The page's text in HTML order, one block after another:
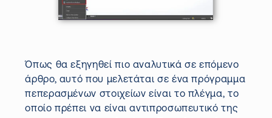
Όπως θα εξηγηθεί πιο αναλυτικά σε επόμενο
άρθρο, αυτό που μελετάται σε ένα πρόγραμμα
πεπερασμένων στοιχείων είναι το πλέγμα, το
οποίο πρέπει να είναι αντιπροσωπευτικό της